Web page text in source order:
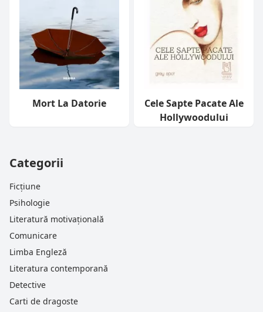
Mort La Datorie
Cele Sapte Pacate Ale
Hollywoodului
Categorii
Ficțiune
Psihologie
Literatură motivațională
Comunicare
Limba Engleză
Literatura contemporană
Detective
Carti de dragoste